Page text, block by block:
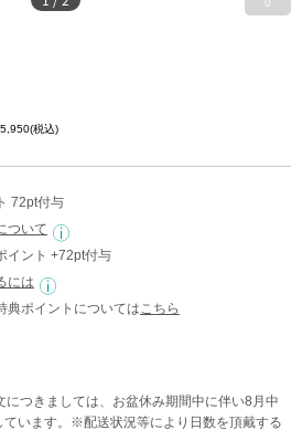
(税込)
72pt付与
ついて
イント +72pt付与
には
典ポイントについては こちら
つきましては、お盆休み期間中に伴い8月中
います。※配送状況等により日数を頂戴する